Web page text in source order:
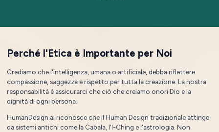
Perché l'Etica è Importante per Noi
Crediamo che l'intelligenza, umana o artificiale, debba riflettere
compassione, saggezza e rispetto per tutta la creazione. La nostra
responsabilità è assicurarci che ciò che creiamo onori Dio e la
dignità di ogni persona.
HumanDesign.ai riconosce che il Human Design tradizionale attinge
da sistemi antichi come la Cabala, l'I-Ching e l'astrologia. Non